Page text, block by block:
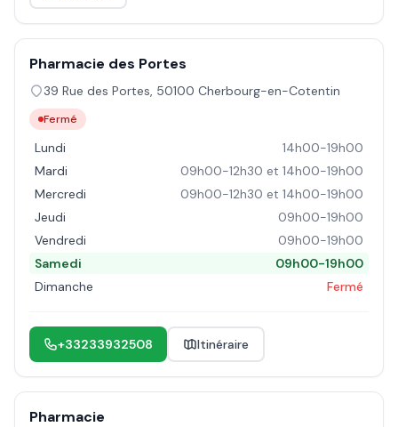
Pharmacie des Portes
39 Rue des Portes, 50100 Cherbourg-en-Cotentin
Fermé
Lundi
14h00-19h00
Mardi
09h00-12h30 et 14h00-19h00
Mercredi
09h00-12h30 et 14h00-19h00
Jeudi
09h00-19h00
Vendredi
09h00-19h00
Samedi
09h00-19h00
Dimanche
Fermé
+33233932508 Itinéraire
Pharmacie